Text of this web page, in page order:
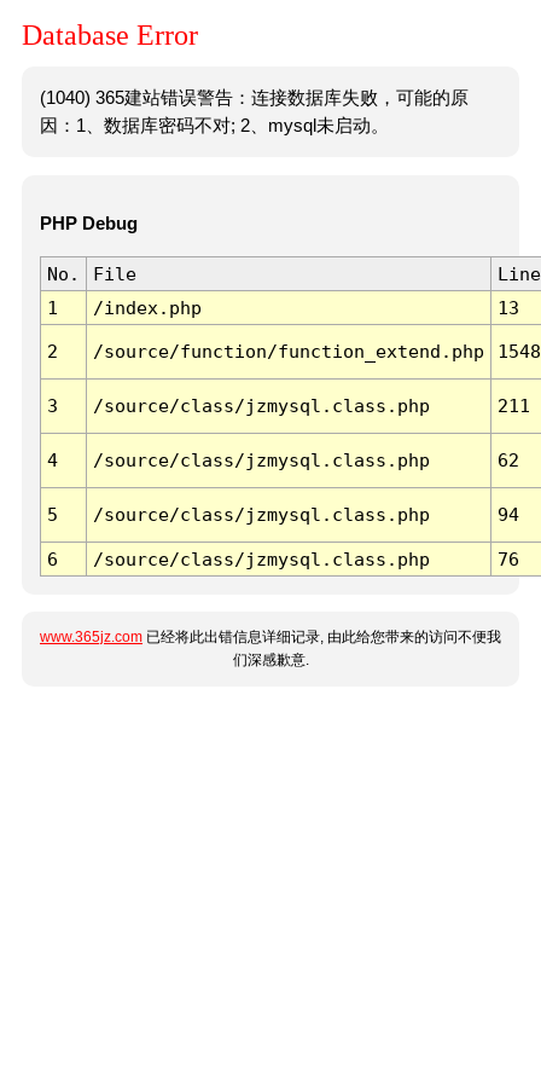
Database Error
(1040) 365建站错误警告：连接数据库失败，可能的原
因：1、数据库密码不对; 2、mysql未启动。
PHP Debug
No. File
Line
1
/index.php 13
2 /source/function/function_extend.php 1548
3 /source/class/jzmysql.class.php 211
4 /source/class/jzmysql.class.php 62
5 /source/class/jzmysql.class.php 94
6 /source/class/jzmysql.class.php 76
www.365jz.com 已经将此出错信息详细记录, 由此给您带来的访问不便我
们深感歉意.